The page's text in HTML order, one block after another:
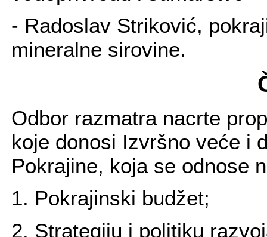
- Radoslav Striković,
mineralne sirovine.
Odbor razmatra nacrte
koje donosi Izvršno veće i
Pokrajine, koja se odnose
1. Pokrajinski budžet;
2. Strategiju i politiku